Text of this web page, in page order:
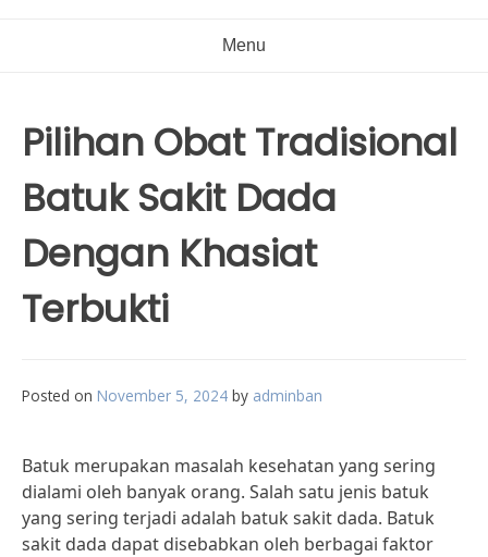
Menu
Pilihan Obat Tradisional
Batuk Sakit Dada
Dengan Khasiat
Terbukti
Posted on November 5, 2024 by adminban
Batuk merupakan masalah kesehatan yang sering
dialami oleh banyak orang. Salah satu jenis batuk
yang sering terjadi adalah batuk sakit dada. Batuk
sakit dada dapat disebabkan oleh berbagai faktor